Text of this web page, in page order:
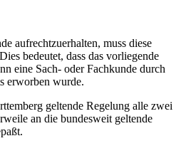
aufrechtzuerhalten, muss diese
bedeutet, dass das vorliegende
eine Sach- oder Fachkunde durch
erworben wurde.
geltende Regelung alle zwei
an die bundesweit geltende